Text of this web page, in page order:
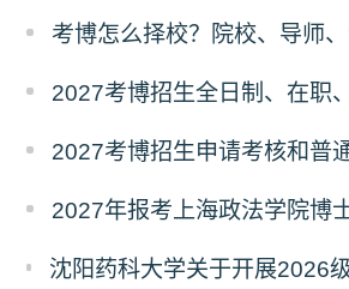
考博怎么择校？院校、导师